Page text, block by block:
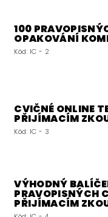
100
OPAKOVÁNÍ
Kód: IC - 2
CVIČNÉ ONLINE
PŘIJÍMACÍM
Kód: IC - 3
VÝHODNÝ
PRAVOPISNÝCH
PŘIJÍMACÍM